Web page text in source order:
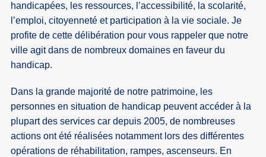
handicapées, les ressources, l’accessibilité, la scolarité,
l’emploi, citoyenneté et participation à la vie sociale. Je
profite de cette délibération pour vous rappeler que notre
ville agit dans de nombreux domaines en faveur du
handicap.
Dans la grande majorité de notre patrimoine, les
personnes en situation de handicap peuvent accéder à la
plupart des services car depuis 2005, de nombreuses
actions ont été réalisées notamment lors des différentes
opérations de réhabilitation, rampes, ascenseurs. En